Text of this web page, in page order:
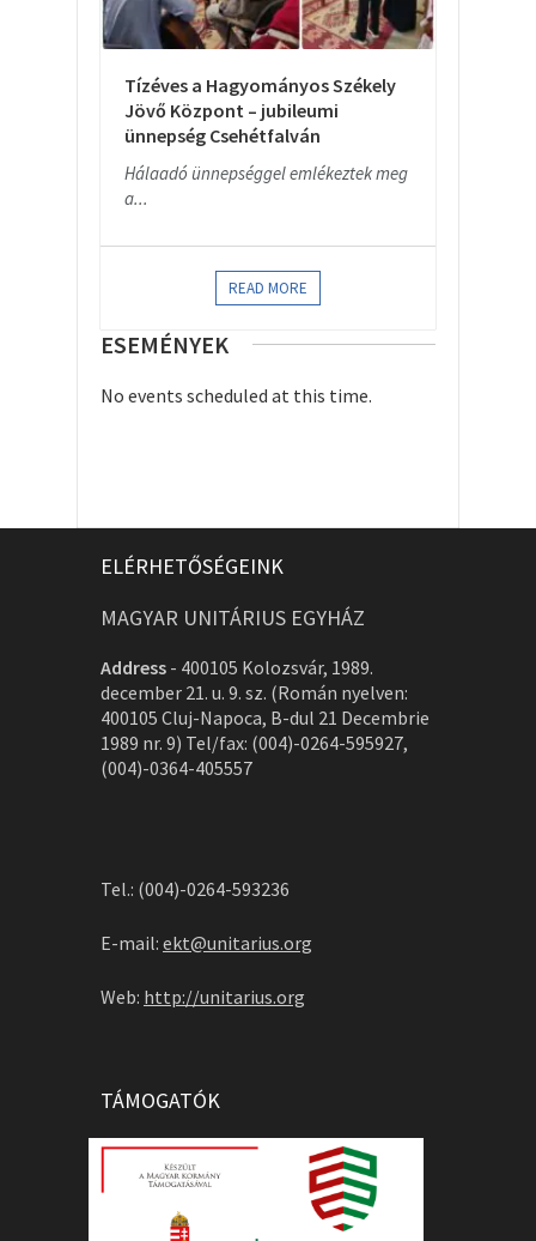
Tízéves a Hagyományos Székely
Jövő Központ – jubileumi
ünnepség Csehétfalván
Hálaadó ünnepséggel emlékeztek meg
a...
READ MORE
ESEMÉNYEK
No events scheduled at this time.
ELÉRHETŐSÉGEINK
MAGYAR UNITÁRIUS EGYHÁZ
Address - 400105 Kolozsvár, 1989.
december 21. u. 9. sz. (Román nyelven:
400105 Cluj-Napoca, B-dul 21 Decembrie
1989 nr. 9) Tel/fax: (004)-0264-595927,
(004)-0364-405557
Tel.: (004)-0264-593236
E-mail: ekt@unitarius.org
Web: http://unitarius.org
TÁMOGATÓK